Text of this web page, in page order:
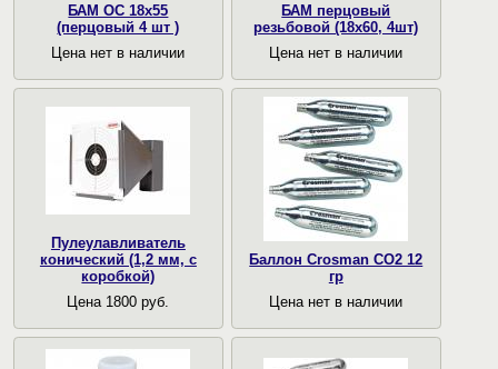
БАМ ОС 18х55
(перцовый 4 шт )
Цена нет в наличии
БАМ перцовый
резьбовой (18х60, 4шт)
Цена нет в наличии
Пулеулавливатель
конический (1,2 мм, с
коробкой)
Цена 1800 руб.
Баллон Crosman CO2 12
гр
Цена нет в наличии